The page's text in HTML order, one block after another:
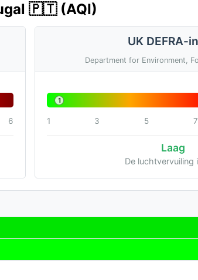
🇵🇹 (AQI)
6
UK DEFRA-
Department for Environment,
1
1 3 5 7
Laag
De luchtvervuiling